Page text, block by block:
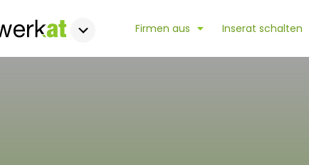
Firmen aus Inserat schalten